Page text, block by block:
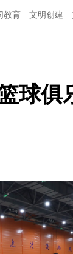
教育 文明创建
球俱